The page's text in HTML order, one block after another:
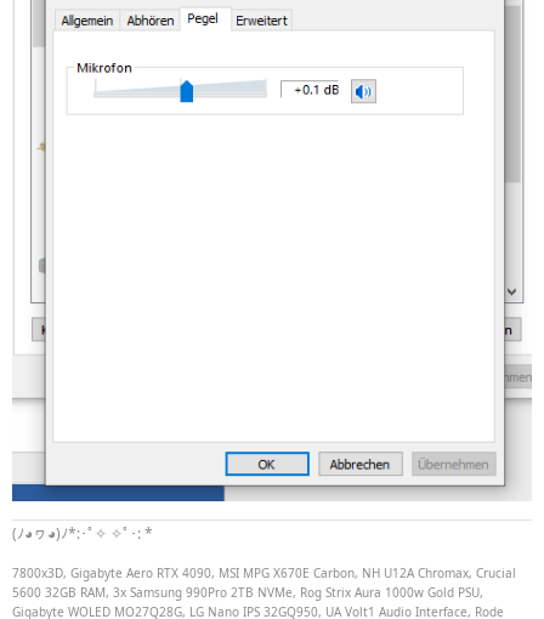
(ﾉ◕ヮ◕)ﾉ*:･ﾟ✧ ✧ﾟ･: *
7800x3D, Gigabyte Aero RTX 4090, MSI MPG X670E Carbon, NH U12A Chromax, Crucial
5600 32GB RAM, 3x Samsung 990Pro 2TB NVMe, Rog Strix Aura 1000w Gold PSU,
Gigabyte WOLED MO27Q28G, LG Nano IPS 32GQ950, UA Volt1 Audio Interface, Rode